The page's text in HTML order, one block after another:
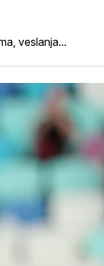
veslanja...